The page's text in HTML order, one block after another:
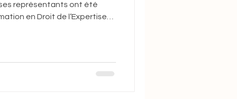
représentants ont été
en Droit de l’Expertise
en victimologie et
Samuel MALONDA